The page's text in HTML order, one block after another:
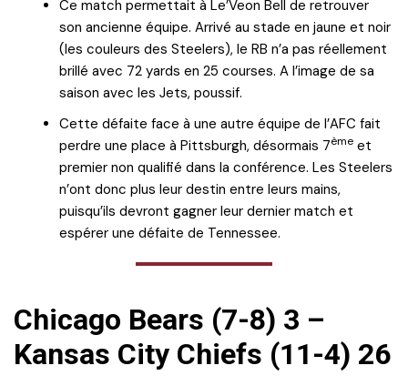
Ce match permettait à Le’Veon Bell de retrouver
son ancienne équipe. Arrivé au stade en jaune et noir
(les couleurs des Steelers), le RB n’a pas réellement
brillé avec 72 yards en 25 courses. A l’image de sa
saison avec les Jets, poussif.
Cette défaite face à une autre équipe de l’AFC fait
perdre une place à Pittsburgh, désormais 7ème et
premier non qualifié dans la conférence. Les Steelers
n’ont donc plus leur destin entre leurs mains,
puisqu’ils devront gagner leur dernier match et
espérer une défaite de Tennessee.
Chicago Bears (7-8) 3 –
Kansas City Chiefs (11-4) 26